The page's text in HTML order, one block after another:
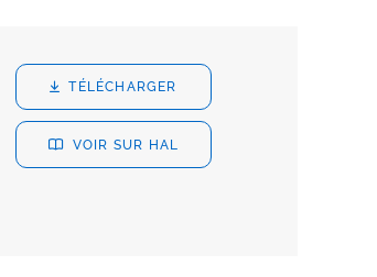
TÉLÉCHARGER
VOIR SUR HAL